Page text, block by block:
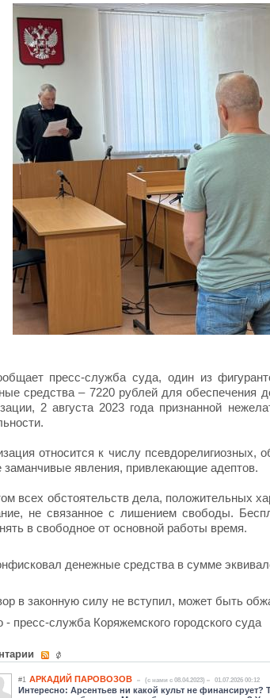
пресс-служба суда, один из
средства – 7220 рублей для обеспечения
2 августа 2023 года признанной
относится к числу
заманчивые явления, привлекающие адептов.
всех обстоятельств дела, положительных
не связанное с лишением свободы.
в свободное от основной работы время.
денежные средства в сумме
в законную силу не вступил, может быть
- пресс-служба Коряжемского городского суда
#1 АРКАДИЙ ПАРОВОЗОВ (c нами с 08.04.2023) 01.07.2026 00:12
Интересно: Арсентьев ни какой культ не финансирует?